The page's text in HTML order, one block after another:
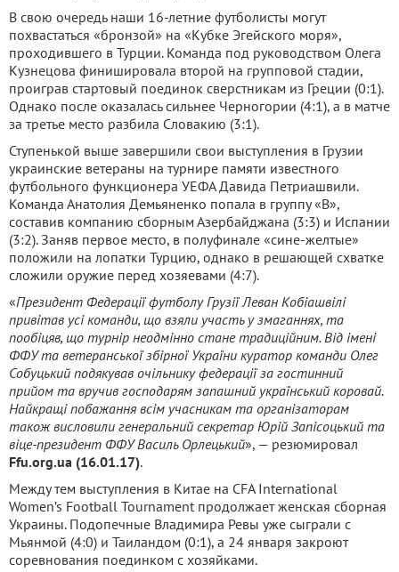
В свою очередь наши 16-летние футболисты могут
похвастаться «бронзой» на «Кубке Эгейского моря»,
проходившего в Турции. Команда под руководством Олега
Кузнецова финишировала второй на групповой стадии,
проиграв стартовый поединок сверстникам из Греции (0:1).
Однако после оказалась сильнее Черногории (4:1), а в матче
за третье место разбила Словакию (3:1).
Ступенькой выше завершили свои выступления в Грузии
украинские ветераны на турнире памяти известного
футбольного функционера УЕФА Давида Петриашвили.
Команда Анатолия Демьяненко попала в группу «B»,
составив компанию сборным Азербайджана (3:3) и Испании
(3:2). Заняв первое место, в полуфинале «сине-желтые»
положили на лопатки Турцию, однако в решающей схватке
сложили оружие перед хозяевами (4:7).
«Президент Федерації футболу Грузії Леван Кобіашвілі
привітав усі команди, що взяли участь у змаганнях, та
пообіцяв, що турнір неодмінно стане традиційним. Від імені
ФФУ та ветеранської збірної України куратор команди Олег
Собуцький подякував очільнику федерації за гостинний
прийом та вручив господарям запашний український коровай.
Найкращі побажання всім учасникам та організаторам
також висловили генеральний секретар Юрій Запісоцький та
віце-президент ФФУ Василь Орлецький», — резюмировал
Ffu.org.ua (16.01.17).
Между тем выступления в Китае на CFA International
Women’s Football Tournament продолжает женская сборная
Украины. Подопечные Владимира Ревы уже сыграли с
Мьянмой (4:0) и Таиландом (0:1), а 24 января закроют
соревнования поединком с хозяйками.